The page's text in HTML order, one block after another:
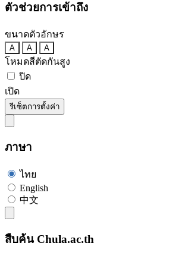
ตัวช่วยการเข้าถึง
ขนาดตัวอักษร
A A A
โหมดสีตัดกันสูง
ปิด
เปิด
รีเซ็ตการตั้งค่า
ภาษา
ไทย
English
中文
สืบค้น Chula.ac.th